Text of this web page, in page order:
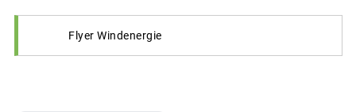
Flyer Windenergie